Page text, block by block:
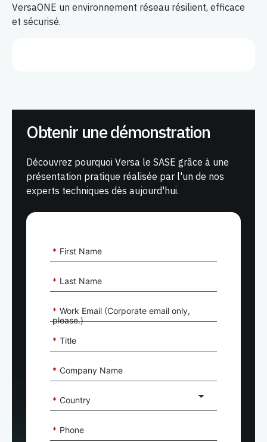
VersaONE un environnement réseau résilient, efficace
et sécurisé.
Obtenir une démonstration
Découvrez pourquoi Versa le SASE grâce à une
présentation pratique réalisée par l'un de nos
experts techniques dès aujourd'hui.
* First Name
* Last Name
* Work Email (Corporate email only,
please.)
* Title
* Company Name
* Country
* Phone